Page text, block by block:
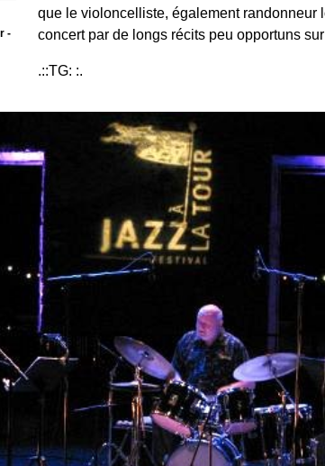
-
que le violoncelliste, également
concert par de longs récits peu opportuns
.::TG: :.